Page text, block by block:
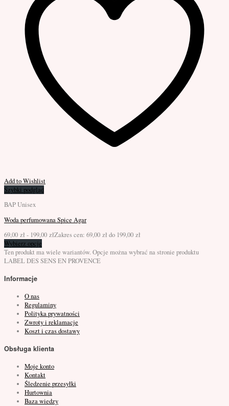
Add to Wishlist
Szybki podgląd
BAP Unisex
Woda perfumowana Spice Agar
69,00 zł - 199,00 złZakres cen: 69,00 zł do 199,00 zł
Wybierz opcje
Ten produkt ma wiele wariantów. Opcje można wybrać na stronie produktu
LABEL DES SENS EN PROVENCE
Informacje
O nas
Regulaminy
Polityka prywatności
Zwroty i reklamacje
Koszt i czas dostawy
Obsługa klienta
Moje konto
Kontakt
Śledzenie przesyłki
Hurtownia
Baza wiedzy